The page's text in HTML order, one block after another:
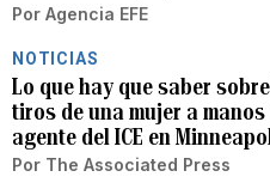
Por Agencia EFE
NOTICIAS
Lo que hay que saber
tiros de una mujer a manos
agente del ICE en
Por The Associated Press